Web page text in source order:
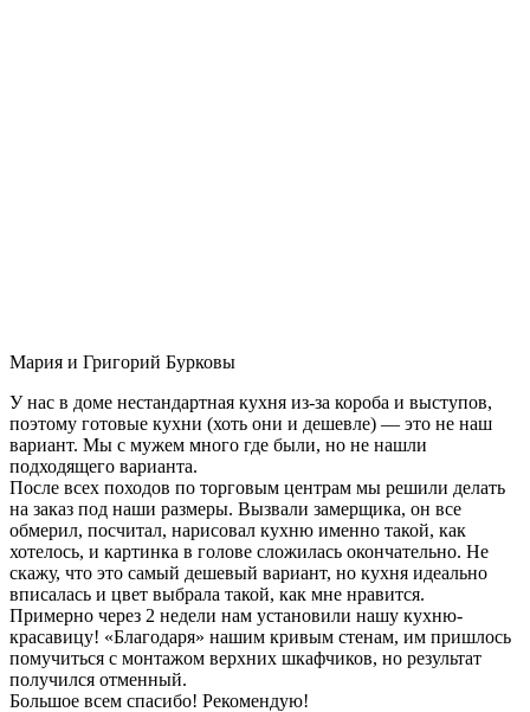
Мария и Григорий Бурковы
У нас в доме нестандартная кухня из-за короба и выступов,
поэтому готовые кухни (хоть они и дешевле) — это не наш
вариант. Мы с мужем много где были, но не нашли
подходящего варианта.
После всех походов по торговым центрам мы решили делать
на заказ под наши размеры. Вызвали замерщика, он все
обмерил, посчитал, нарисовал кухню именно такой, как
хотелось, и картинка в голове сложилась окончательно. Не
скажу, что это самый дешевый вариант, но кухня идеально
вписалась и цвет выбрала такой, как мне нравится.
Примерно через 2 недели нам установили нашу кухню-
красавицу! «Благодаря» нашим кривым стенам, им пришлось
помучиться с монтажом верхних шкафчиков, но результат
получился отменный.
Большое всем спасибо! Рекомендую!